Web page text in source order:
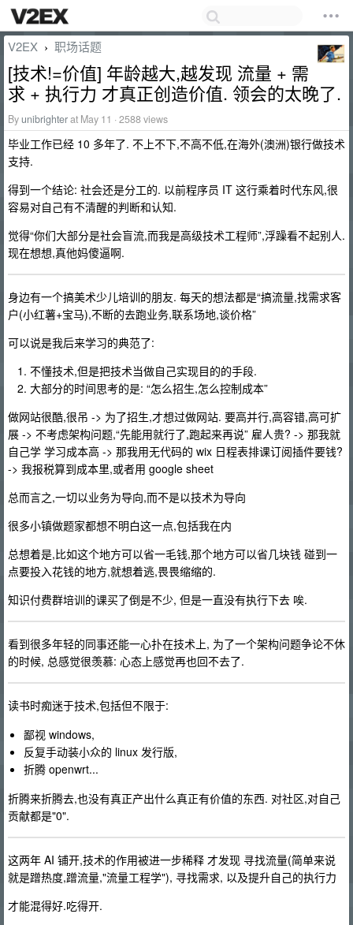
V2EX › 职场话题
[技术!=价值] 年龄越大,越发现 流量 + 需
求 + 执行力 才真正创造价值. 领会的太晚了.
Byunibrighterat May 11 · 2588 views
毕业工作已经 10 多年了. 不上不下,不高不低,在海外(澳洲)银行做技术
支持.
得到一个结论: 社会还是分工的. 以前程序员 IT 这行乘着时代东风,很
容易对自己有不清醒的判断和认知.
觉得“你们大部分是社会盲流,而我是高级技术工程师”,浮躁看不起别人.
现在想想,真他妈傻逼啊.
身边有一个搞美术少儿培训的朋友. 每天的想法都是“搞流量,找需求客
户(小红薯+宝马),不断的去跑业务,联系场地,谈价格”
可以说是我后来学习的典范了:
不懂技术,但是把技术当做自己实现目的的手段.
大部分的时间思考的是: “怎么招生,怎么控制成本”
做网站很酷,很吊 -> 为了招生,才想过做网站. 要高并行,高容错,高可扩
展 -> 不考虑架构问题,“先能用就行了,跑起来再说” 雇人贵? -> 那我就
自己学 学习成本高 -> 那我用无代码的 wix 日程表排课订阅插件要钱?
-> 我报税算到成本里,或者用 google sheet
总而言之,一切以业务为导向,而不是以技术为导向
很多小镇做题家都想不明白这一点,包括我在内
总想着是,比如这个地方可以省一毛钱,那个地方可以省几块钱 碰到一
点要投入花钱的地方,就想着逃,畏畏缩缩的.
知识付费群培训的课买了倒是不少, 但是一直没有执行下去 唉.
看到很多年轻的同事还能一心扑在技术上, 为了一个架构问题争论不休
的时候, 总感觉很羡慕: 心态上感觉再也回不去了.
读书时痴迷于技术,包括但不限于:
鄙视 windows,
反复手动装小众的 linux 发行版,
折腾 openwrt...
折腾来折腾去,也没有真正产出什么真正有价值的东西. 对社区,对自己
贡献都是"0".
这两年 AI 铺开,技术的作用被进一步稀释 才发现 寻找流量(简单来说
就是蹭热度,蹭流量,"流量工程学"), 寻找需求, 以及提升自己的执行力
才能混得好.吃得开.